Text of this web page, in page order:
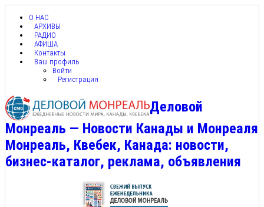
О НАС
АРХИВЫ
РАДИО
АФИША
Контакты
Ваш профиль
Войти
Регистрация
Деловой
Монреаль — Новости Канады и Монреаля
Монреаль, Квебек, Канада: новости,
бизнес-каталог, реклама, объявления